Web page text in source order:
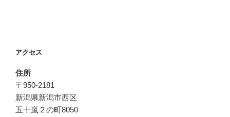
アクセス
住所
〒950-2181
新潟県新潟市西区
五十嵐２の町8050